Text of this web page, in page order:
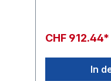
CHF 912.44*
In